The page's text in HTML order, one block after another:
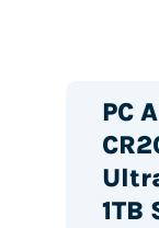
PC
1TB